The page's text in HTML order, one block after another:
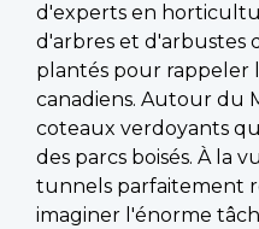
d'experts en
d'arbres et d'arbustes
plantés pour rappeler
canadiens. Autour du
coteaux verdoyants
des parcs boisés. À la
tunnels parfaitement
imaginer l'énorme